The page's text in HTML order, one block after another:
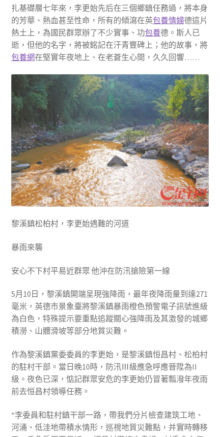
扎基礎層七年來，李更始先后在三個鄉鎮任務過，將本身
的芳華、熱血甚至性命，所有的傾瀉在英包養情婦德這片
熱土上，為國民群眾辦了不少實事、功包養德。斯人已
逝，但他的名字，將被銘記在汗青豐碑上；他的故事，將
包養網在堅實年夜地上、在老蒼生心間，久久回響……
黎溪鎮松柏村，李更始遇難的河道
暴雨來襲
安心不下村平易近群眾 他沖在防汛搶險第一線
5月10日，黎溪鎮開端呈現強降雨，最年夜降雨量到達271
毫米，英德市景象臺將黎溪鎮暴雨橙色預警電子訊號進級
為白色，特殊提示要重點追蹤關心強降雨及其激發的城鄉
積澇、山體滑坡等部分地質災難。
作為黎溪鎮黨委委員的李更始，是黎溪鎮恒昌村、松柏村
的駐村干部。當日晚10時，防汛Ⅲ級應急呼應晉陞為II
級。夜色已深，惦記群眾安危的李更始仍冒著瓢潑年夜雨
前去恒昌村領導任務。
“李委員和駐村鎮干部一路，帶我們分片檢查建筑工地、
河涌、低洼地帶積水情形，巡視地質災難點，并實時轉移